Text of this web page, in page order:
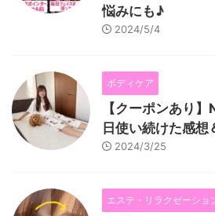
悩みにも♪
2024/5/4
ボディケア
【クーポンあり
日使い続けた感想
2024/3/25
エステ・リラクゼーショ